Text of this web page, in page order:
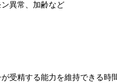
異常、加齢など
受精する能力を維持できる